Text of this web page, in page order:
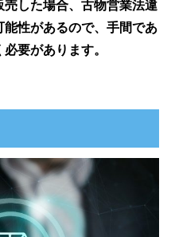
した場合、古物営業法違
性があるので、手間であ
要があります。